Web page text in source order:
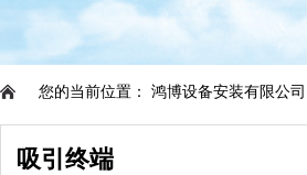
您的当前位置： 鸿博设备安装有限公司
吸引终端